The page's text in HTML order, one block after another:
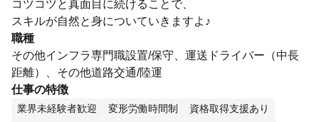
コツコツと真面目に続けることで、
スキルが自然と身についていきますよ♪
職種
その他インフラ専門職設置/保守、運送ドライバー（中長
距離）、その他道路交通/陸運
仕事の特徴
業界未経験者歓迎 変形労働時間制
資格取得支援あり